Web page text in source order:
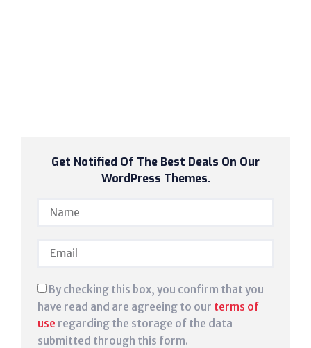
Get Notified Of The Best Deals On Our
WordPress Themes.
By checking this box, you confirm that you
have read and are agreeing to our terms of
use regarding the storage of the data
submitted through this form.